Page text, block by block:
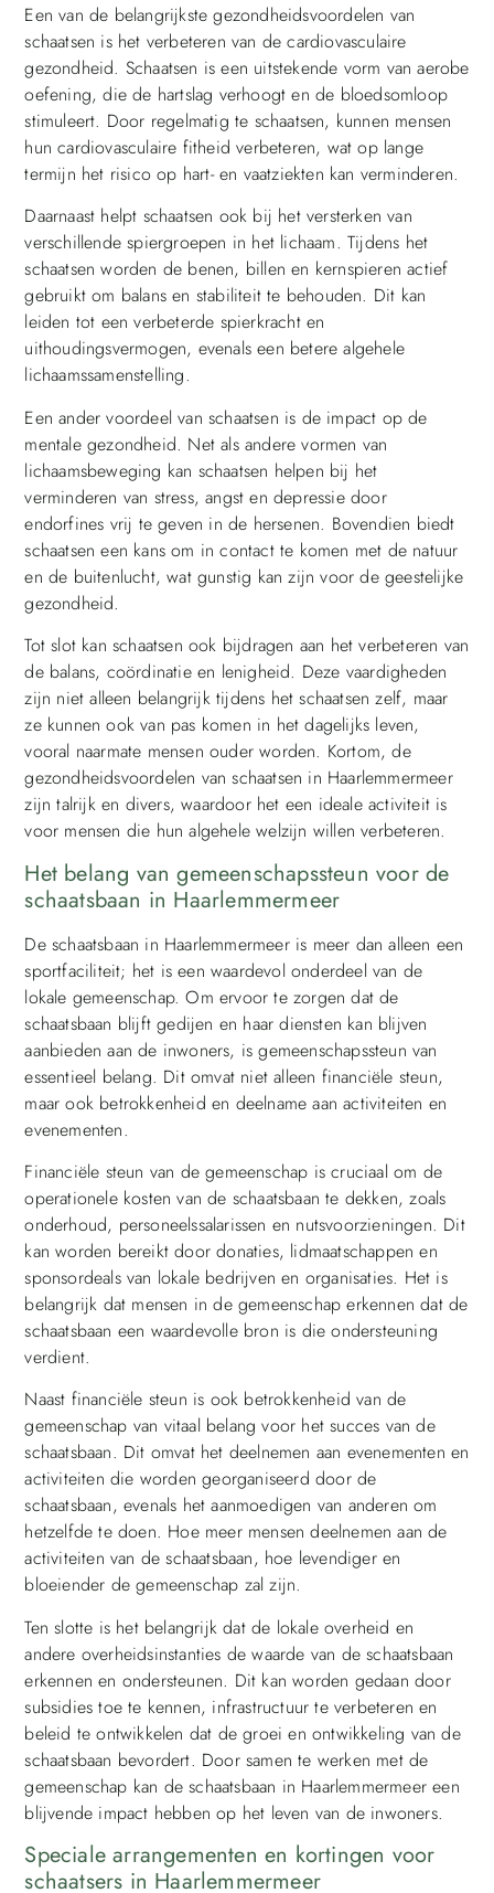
Een van de belangrijkste gezondheidsvoordelen van
schaatsen is het verbeteren van de cardiovasculaire
gezondheid. Schaatsen is een uitstekende vorm van aerobe
oefening, die de hartslag verhoogt en de bloedsomloop
stimuleert. Door regelmatig te schaatsen, kunnen mensen
hun cardiovasculaire fitheid verbeteren, wat op lange
termijn het risico op hart- en vaatziekten kan verminderen.
Daarnaast helpt schaatsen ook bij het versterken van
verschillende spiergroepen in het lichaam. Tijdens het
schaatsen worden de benen, billen en kernspieren actief
gebruikt om balans en stabiliteit te behouden. Dit kan
leiden tot een verbeterde spierkracht en
uithoudingsvermogen, evenals een betere algehele
lichaamssamenstelling.
Een ander voordeel van schaatsen is de impact op de
mentale gezondheid. Net als andere vormen van
lichaamsbeweging kan schaatsen helpen bij het
verminderen van stress, angst en depressie door
endorfines vrij te geven in de hersenen. Bovendien biedt
schaatsen een kans om in contact te komen met de natuur
en de buitenlucht, wat gunstig kan zijn voor de geestelijke
gezondheid.
Tot slot kan schaatsen ook bijdragen aan het verbeteren van
de balans, coördinatie en lenigheid. Deze vaardigheden
zijn niet alleen belangrijk tijdens het schaatsen zelf, maar
ze kunnen ook van pas komen in het dagelijks leven,
vooral naarmate mensen ouder worden. Kortom, de
gezondheidsvoordelen van schaatsen in Haarlemmermeer
zijn talrijk en divers, waardoor het een ideale activiteit is
voor mensen die hun algehele welzijn willen verbeteren.
Het belang van gemeenschapssteun voor de
schaatsbaan in Haarlemmermeer
De schaatsbaan in Haarlemmermeer is meer dan alleen een
sportfaciliteit; het is een waardevol onderdeel van de
lokale gemeenschap. Om ervoor te zorgen dat de
schaatsbaan blijft gedijen en haar diensten kan blijven
aanbieden aan de inwoners, is gemeenschapssteun van
essentieel belang. Dit omvat niet alleen financiële steun,
maar ook betrokkenheid en deelname aan activiteiten en
evenementen.
Financiële steun van de gemeenschap is cruciaal om de
operationele kosten van de schaatsbaan te dekken, zoals
onderhoud, personeelssalarissen en nutsvoorzieningen. Dit
kan worden bereikt door donaties, lidmaatschappen en
sponsordeals van lokale bedrijven en organisaties. Het is
belangrijk dat mensen in de gemeenschap erkennen dat de
schaatsbaan een waardevolle bron is die ondersteuning
verdient.
Naast financiële steun is ook betrokkenheid van de
gemeenschap van vitaal belang voor het succes van de
schaatsbaan. Dit omvat het deelnemen aan evenementen en
activiteiten die worden georganiseerd door de
schaatsbaan, evenals het aanmoedigen van anderen om
hetzelfde te doen. Hoe meer mensen deelnemen aan de
activiteiten van de schaatsbaan, hoe levendiger en
bloeiender de gemeenschap zal zijn.
Ten slotte is het belangrijk dat de lokale overheid en
andere overheidsinstanties de waarde van de schaatsbaan
erkennen en ondersteunen. Dit kan worden gedaan door
subsidies toe te kennen, infrastructuur te verbeteren en
beleid te ontwikkelen dat de groei en ontwikkeling van de
schaatsbaan bevordert. Door samen te werken met de
gemeenschap kan de schaatsbaan in Haarlemmermeer een
blijvende impact hebben op het leven van de inwoners.
Speciale arrangementen en kortingen voor
schaatsers in Haarlemmermeer